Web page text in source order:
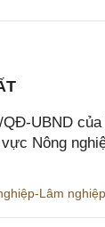
UBND
Nông
Lâm nghiệp